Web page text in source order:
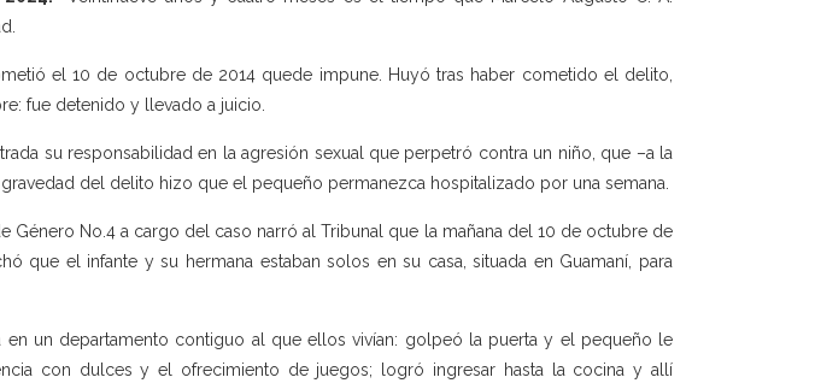
el 10 de octubre de 2014 quede impune. Huyó tras haber cometido el delito,
fue detenido y llevado a juicio.
su responsabilidad en la agresión sexual que perpetró contra un niño, que –a la
del delito hizo que el pequeño permanezca hospitalizado por una semana.
Género No.4 a cargo del caso narró al Tribunal que la mañana del 10 de octubre de
que el infante y su hermana estaban solos en su casa, situada en Guamaní, para
en un departamento contiguo al que ellos vivían: golpeó la puerta y el pequeño le
con dulces y el ofrecimiento de juegos; logró ingresar hasta la cocina y allí